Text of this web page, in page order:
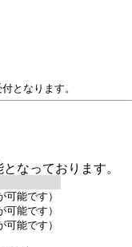
となります。
なっております。
可能です）
可能です）
可能です）